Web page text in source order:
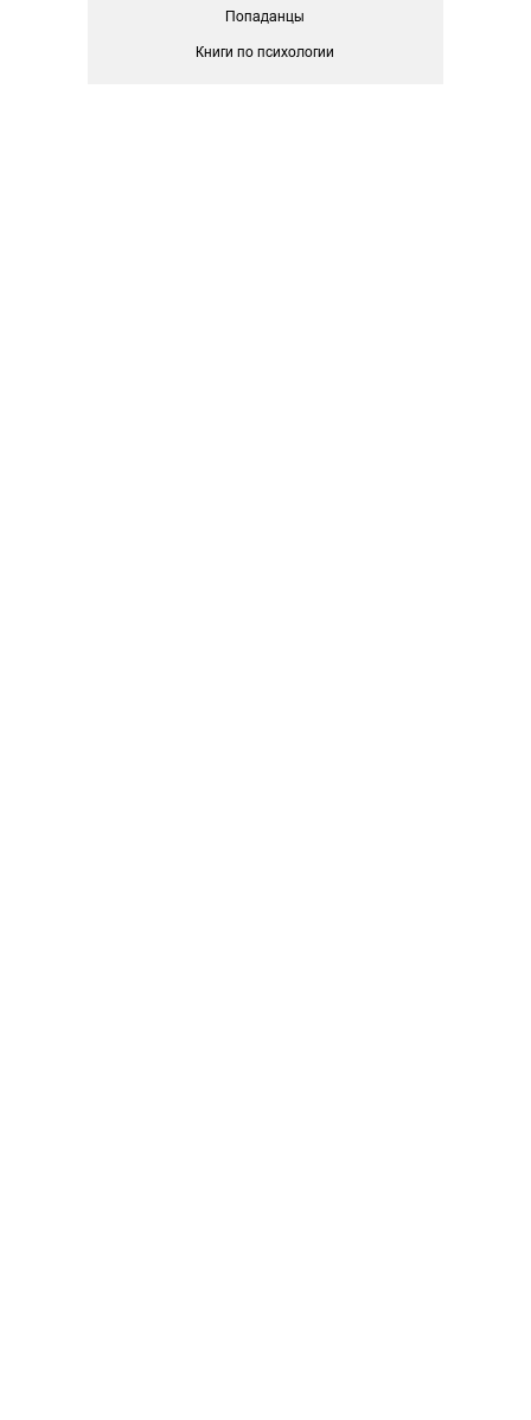
Попаданцы
Книги по психологии